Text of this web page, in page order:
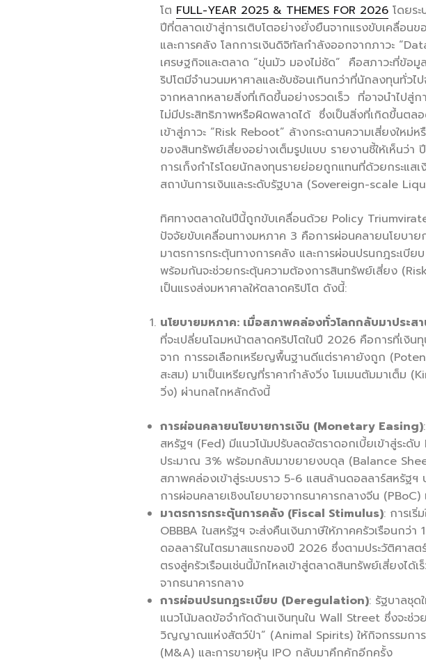
โต FULL-YEAR 2025 & THEMES FOR 2026 โดยร
ปีที่ตลาดเข้าสู่การเติบโตอย่างยั่งยืนจากแรงขับเคลื่อนข
และการคลัง โลกการเงินดิจิทัลกำลังออกจากภาวะ
เศรษฐกิจและตลาด “ขุ่นมัว มองไม่ชัด” คือสภาวะที่ข้อมู
ริปโตมีจำนวนมหาศาลและซับซ้อนเกินกว่าที่นักลงทุนทั่วไป
จากหลากหลายสิ่งที่เกิดขึ้นอย่างรวดเร็ว ที่อาจนำไปสู่ก
ไม่มีประสิทธิภาพหรือผิดพลาดได้ ซึ่งเป็นสิ่งที่เกิดขึ้นต
เข้าสู่ภาวะ “Risk Reboot” ล้างกระดานความเสี่ยงใหม่ห
ของสินทรัพย์เสี่ยงอย่างเต็มรูปแบบ รายงานชี้ให้เห็นว่า
การเก็งกำไรโดยนักลงทุนรายย่อยถูกแทนที่ด้วยกระแส
สถาบันการเงินและระดับรัฐบาล (Sovereign-scale
ทิศทางตลาดในปีนี้ถูกขับเคลื่อนด้วย Policy
ปัจจัยขับเคลื่อนทางมหภาค 3 คือการผ่อนคลายนโยบาย
มาตรการกระตุ้นทางการคลัง และการผ่อนปรนกฎระเบีย
พร้อมกันจะช่วยกระตุ้นความต้องการสินทรัพย์เสี่ยง
เป็นแรงส่งมหาศาลให้ตลาดคริปโต ดังนี้:
นโยบายมหภาค: เมื่อสภาพคล่องทั่วโลกกลับมาประส
ที่จะเปลี่ยนโฉมหน้าตลาดคริปโตในปี 2026 คือการที่เงิน
จาก การรอเลือกเหรียญพื้นฐานดีแต่ราคายังถูก
สะสม) มาเป็นเหรียญที่ราคากำลังวิ่ง โมเมนตัมมาเต็ม
วิ่ง) ผ่านกลไกหลักดังนี้
การผ่อนคลายนโยบายการเงิน (Monetary Easing)
สหรัฐฯ (Fed) มีแนวโน้มปรับลดอัตราดอกเบี้ยเข้าสู่ระดั
ประมาณ 3% พร้อมกลับมาขยายงบดุล (Balance
สภาพคล่องเข้าสู่ระบบราว 5-6 แสนล้านดอลลาร์สหรัฐฯ
การผ่อนคลายเชิงนโยบายจากธนาคารกลางจีน (PBoC)
มาตรการกระตุ้นการคลัง (Fiscal Stimulus): การเริ่
OBBBA ในสหรัฐฯ จะส่งคืนเงินภาษีให้ภาคครัวเรือนกว่า
ดอลลาร์ในไตรมาสแรกของปี 2026 ซึ่งตามประวัติศาสต
ตรงสู่ครัวเรือนเช่นนี้มักไหลเข้าสู่ตลาดสินทรัพย์เสี่ยงได้
จากธนาคารกลาง
การผ่อนปรนกฎระเบียบ (Deregulation): รัฐบาลชุด
แนวโน้มลดข้อจำกัดด้านเงินทุนใน Wall Street ซึ่งจะช่ว
วิญญาณแห่งสัตว์ป่า” (Animal Spirits) ให้กิจกรรมกา
(M&A) และการขายหุ้น IPO กลับมาคึกคักอีกครั้ง